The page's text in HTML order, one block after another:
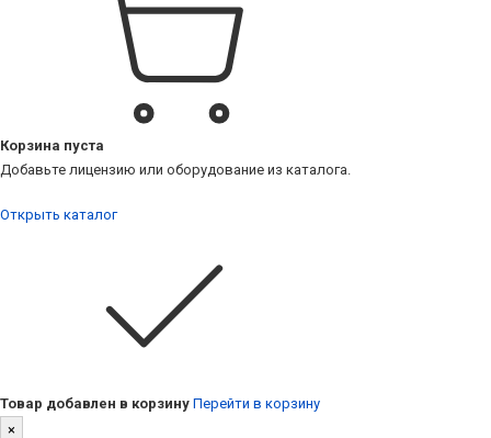
Корзина пуста
Добавьте лицензию или оборудование из каталога.
Открыть каталог
Товар добавлен в корзину Перейти в корзину
×